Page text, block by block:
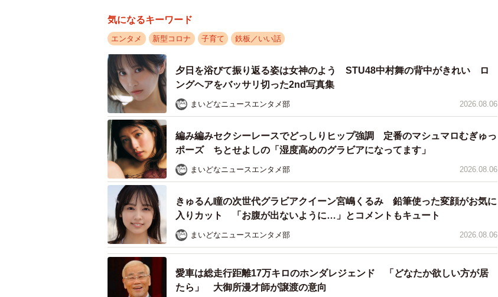
念願のミッキーとの初ギュッ。小さな手でミッキーを抱き締めています（提供画像）
ディズニーアンバサダーホテル内のレストラン「シェフ・ミッキー」では、利用客がミッキ
ーと記念撮影できるサービスを2021年4月から行っています。
ーー娘さんは何歳くらいから「ミッキーにハグしたい」と言ってたんでしょうか。
「2歳ぐらいから『ぎゅーしたい』と言いはじめました。ミッキーには月1〜2ヶ月に1回ぐら
いのペースで会いに行っていました」
気になるキーワード
エンタメ 新型コロナ 子育て 鉄板／いい話
夕日を浴びて振り返る姿は女神のよう STU48中村舞の背中がきれい ロ
ングヘアをバッサリ切った2nd写真集
まいどなニュースエンタメ部 2026.08.06
編み編みセクシーレースでどっしりヒップ強調 定番のマシュマロむぎゅっ
ポーズ ちとせよしの「湿度高めのグラビアになってます」
まいどなニュースエンタメ部 2026.08.06
きゅるん瞳の次世代グラビアクイーン宮嶋くるみ 鉛筆使った変顔がお気に
入りカット 「お腹が出ないように…」とコメントもキュート
まいどなニュースエンタメ部 2026.08.06
愛車は総走行距離17万キロのホンダレジェンド 「どなたか欲しい方が居
たら」 大御所漫才師が譲渡の意向